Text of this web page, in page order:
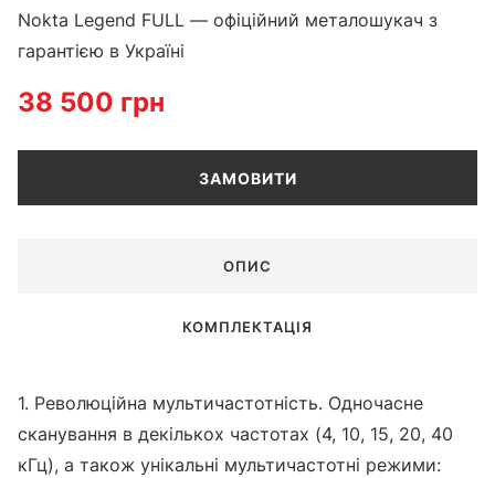
Nokta Legend FULL — офіційний металошукач з
гарантією в Україні
38 500 грн
ЗАМОВИТИ
ОПИС
КОМПЛЕКТАЦІЯ
1. Революційна мультичастотність. Одночасне
сканування в декількох частотах (4, 10, 15, 20, 40
кГц), а також унікальні мультичастотні режими: